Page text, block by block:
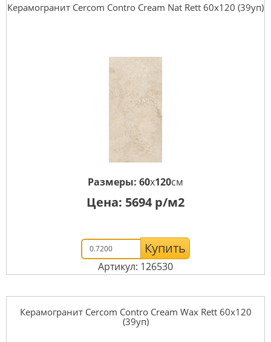
Керамогранит Cercom Contro Cream Nat Rett 60х120 (39уп)
Размеры: 60x120см
Цена: 5694 р/м2
Купить
Артикул: 126530
Керамогранит Cercom Contro Cream Wax Rett 60х120
(39уп)